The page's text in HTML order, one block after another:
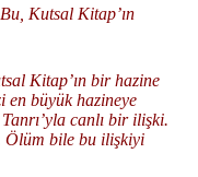
Kutsal Kitap’ın
Kitap’ın bir hazine
en büyük hazineye
canlı bir ilişki.
Ölüm bile bu ilişkiyi